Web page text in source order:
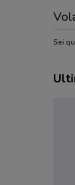
Sei